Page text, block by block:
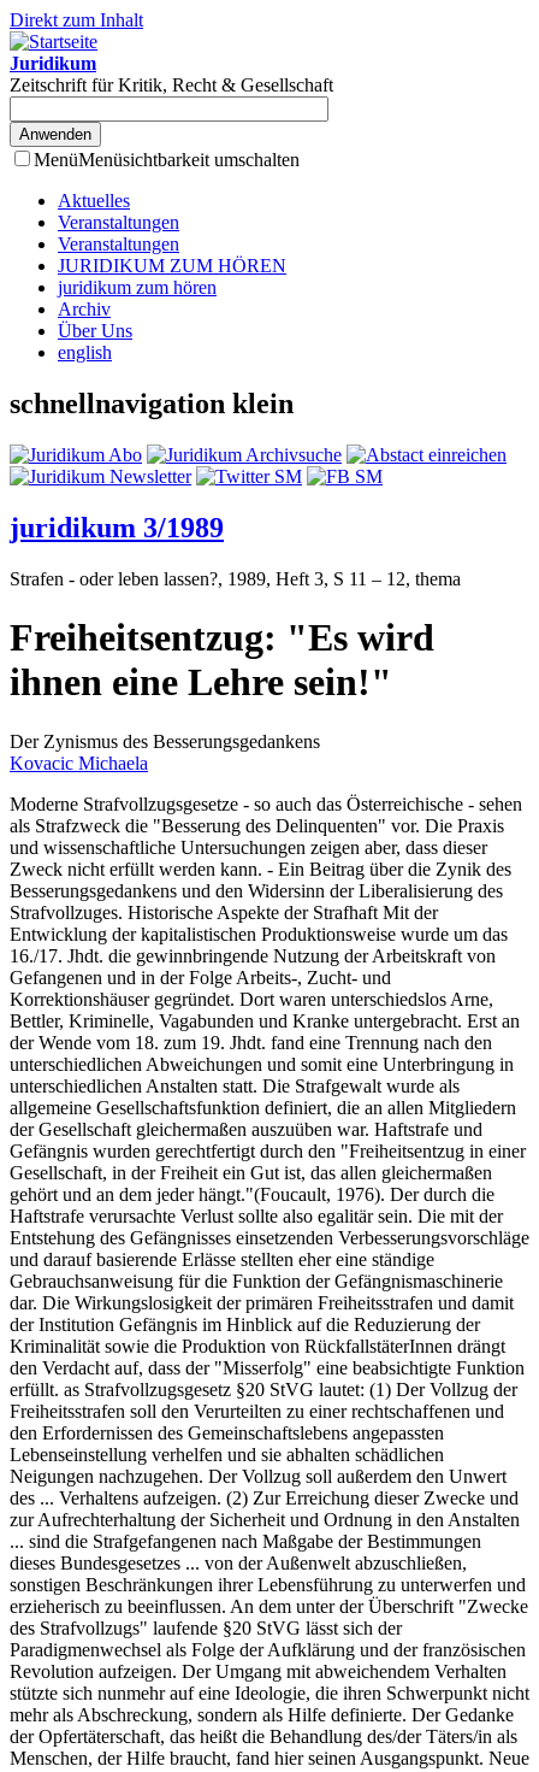
Direkt zum Inhalt
Juridikum
Zeitschrift für Kritik, Recht & Gesellschaft
MenüMenüsichtbarkeit umschalten
Aktuelles
Veranstaltungen
Veranstaltungen
JURIDIKUM ZUM HÖREN
juridikum zum hören
Archiv
Über Uns
english
schnellnavigation klein
juridikum 3/1989
Strafen - oder leben lassen?, 1989, Heft 3, S 11 – 12, thema
Freiheitsentzug: "Es wird
ihnen eine Lehre sein!"
Der Zynismus des Besserungsgedankens
Kovacic Michaela
Moderne Strafvollzugsgesetze - so auch das Österreichische - sehen
als Strafzweck die "Besserung des Delinquenten" vor. Die Praxis
und wissenschaftliche Untersuchungen zeigen aber, dass dieser
Zweck nicht erfüllt werden kann. - Ein Beitrag über die Zynik des
Besserungsgedankens und den Widersinn der Liberalisierung des
Strafvollzuges. Historische Aspekte der Strafhaft Mit der
Entwicklung der kapitalistischen Produktionsweise wurde um das
16./17. Jhdt. die gewinnbringende Nutzung der Arbeitskraft von
Gefangenen und in der Folge Arbeits-, Zucht- und
Korrektionshäuser gegründet. Dort waren unterschiedslos Arne,
Bettler, Kriminelle, Vagabunden und Kranke untergebracht. Erst an
der Wende vom 18. zum 19. Jhdt. fand eine Trennung nach den
unterschiedlichen Abweichungen und somit eine Unterbringung in
unterschiedlichen Anstalten statt. Die Strafgewalt wurde als
allgemeine Gesellschaftsfunktion definiert, die an allen Mitgliedern
der Gesellschaft gleichermaßen auszuüben war. Haftstrafe und
Gefängnis wurden gerechtfertigt durch den "Freiheitsentzug in einer
Gesellschaft, in der Freiheit ein Gut ist, das allen gleichermaßen
gehört und an dem jeder hängt."(Foucault, 1976). Der durch die
Haftstrafe verursachte Verlust sollte also egalitär sein. Die mit der
Entstehung des Gefängnisses einsetzenden Verbesserungsvorschläge
und darauf basierende Erlässe stellten eher eine ständige
Gebrauchsanweisung für die Funktion der Gefängnismaschinerie
dar. Die Wirkungslosigkeit der primären Freiheitsstrafen und damit
der Institution Gefängnis im Hinblick auf die Reduzierung der
Kriminalität sowie die Produktion von RückfallstäterInnen drängt
den Verdacht auf, dass der "Misserfolg" eine beabsichtigte Funktion
erfüllt. as Strafvollzugsgesetz §20 StVG lautet: (1) Der Vollzug der
Freiheitsstrafen soll den Verurteilten zu einer rechtschaffenen und
den Erfordernissen des Gemeinschaftslebens angepassten
Lebenseinstellung verhelfen und sie abhalten schädlichen
Neigungen nachzugehen. Der Vollzug soll außerdem den Unwert
des ... Verhaltens aufzeigen. (2) Zur Erreichung dieser Zwecke und
zur Aufrechterhaltung der Sicherheit und Ordnung in den Anstalten
... sind die Strafgefangenen nach Maßgabe der Bestimmungen
dieses Bundesgesetzes ... von der Außenwelt abzuschließen,
sonstigen Beschränkungen ihrer Lebensführung zu unterwerfen und
erzieherisch zu beeinflussen. An dem unter der Überschrift "Zwecke
des Strafvollzugs" laufende §20 StVG lässt sich der
Paradigmenwechsel als Folge der Aufklärung und der französischen
Revolution aufzeigen. Der Umgang mit abweichendem Verhalten
stützte sich nunmehr auf eine Ideologie, die ihren Schwerpunkt nicht
mehr als Abschreckung, sondern als Hilfe definierte. Der Gedanke
der Opfertäterschaft, das heißt die Behandlung des/der Täters/in als
Menschen, der Hilfe braucht, fand hier seinen Ausgangspunkt. Neue